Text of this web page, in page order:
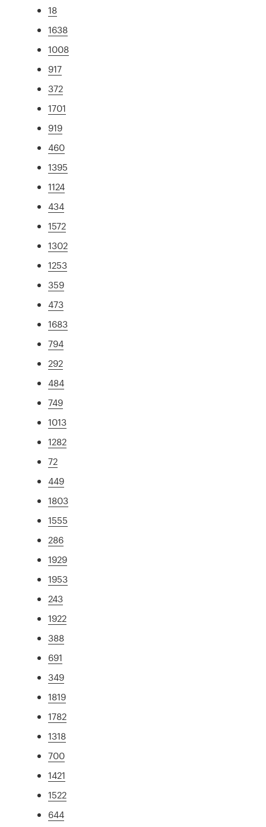
18
1638
1008
917
372
1701
919
460
1395
1124
434
1572
1302
1253
359
473
1683
794
292
484
749
1013
1282
72
449
1803
1555
286
1929
1953
243
1922
388
691
349
1819
1782
1318
700
1421
1522
644